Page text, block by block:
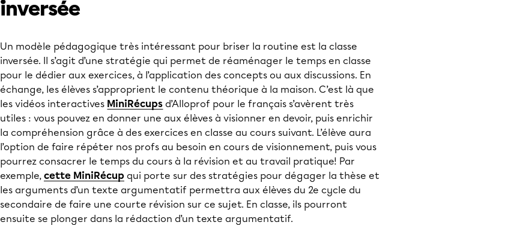
inversée
Un modèle pédagogique très intéressant pour briser la routine est la classe
inversée. Il s’agit d’une stratégie qui permet de réaménager le temps en classe
pour le dédier aux exercices, à l’application des concepts ou aux discussions. En
échange, les élèves s’approprient le contenu théorique à la maison. C’est là que
les vidéos interactives MiniRécups d’Alloprof pour le français s’avèrent très
utiles : vous pouvez en donner une aux élèves à visionner en devoir, puis enrichir
la compréhension grâce à des exercices en classe au cours suivant. L’élève aura
l’option de faire répéter nos profs au besoin en cours de visionnement, puis vous
pourrez consacrer le temps du cours à la révision et au travail pratique! Par
exemple, cette MiniRécup qui porte sur des stratégies pour dégager la thèse et
les arguments d’un texte argumentatif permettra aux élèves du 2e cycle du
secondaire de faire une courte révision sur ce sujet. En classe, ils pourront
ensuite se plonger dans la rédaction d’un texte argumentatif.